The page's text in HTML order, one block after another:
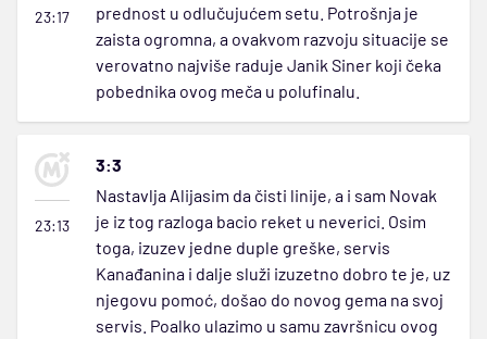
23:17
prednost u odlučujućem setu. Potrošnja je
zaista ogromna, a ovakvom razvoju situacije se
verovatno najviše raduje Janik Siner koji čeka
pobednika ovog meča u polufinalu.
23:13
3:3
Nastavlja Alijasim da čisti linije, a i sam Novak
je iz tog razloga bacio reket u neverici. Osim
toga, izuzev jedne duple greške, servis
Kanađanina i dalje služi izuzetno dobro te je, uz
njegovu pomoć, došao do novog gema na svoj
servis. Poalko ulazimo u samu završnicu ovog